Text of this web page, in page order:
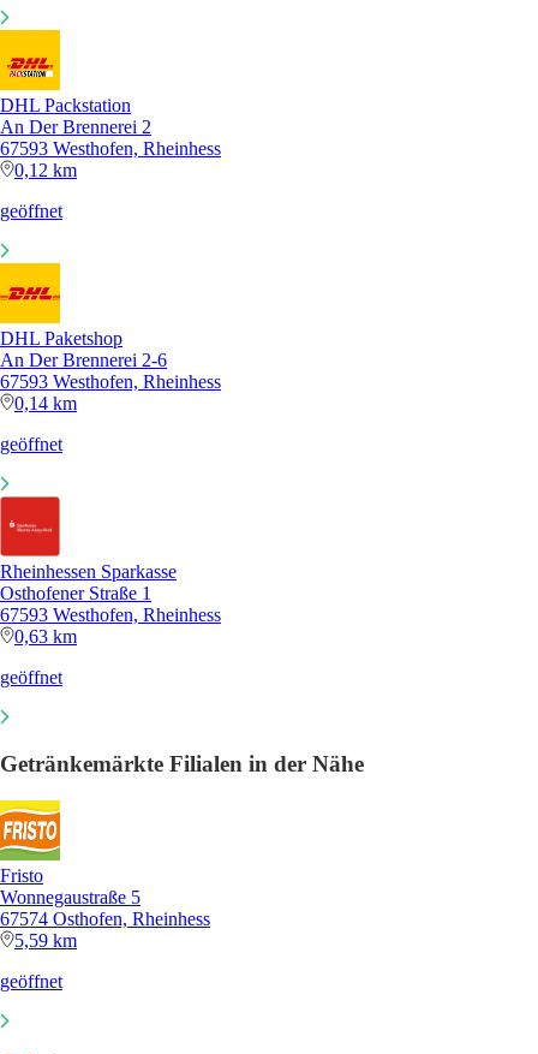
DHL Packstation
An Der Brennerei 2
67593 Westhofen, Rheinhess
0,12 km
geöffnet
DHL Paketshop
An Der Brennerei 2-6
67593 Westhofen, Rheinhess
0,14 km
geöffnet
Rheinhessen Sparkasse
Osthofener Straße 1
67593 Westhofen, Rheinhess
0,63 km
geöffnet
Getränkemärkte Filialen in der Nähe
Fristo
Wonnegaustraße 5
67574 Osthofen, Rheinhess
5,59 km
geöffnet